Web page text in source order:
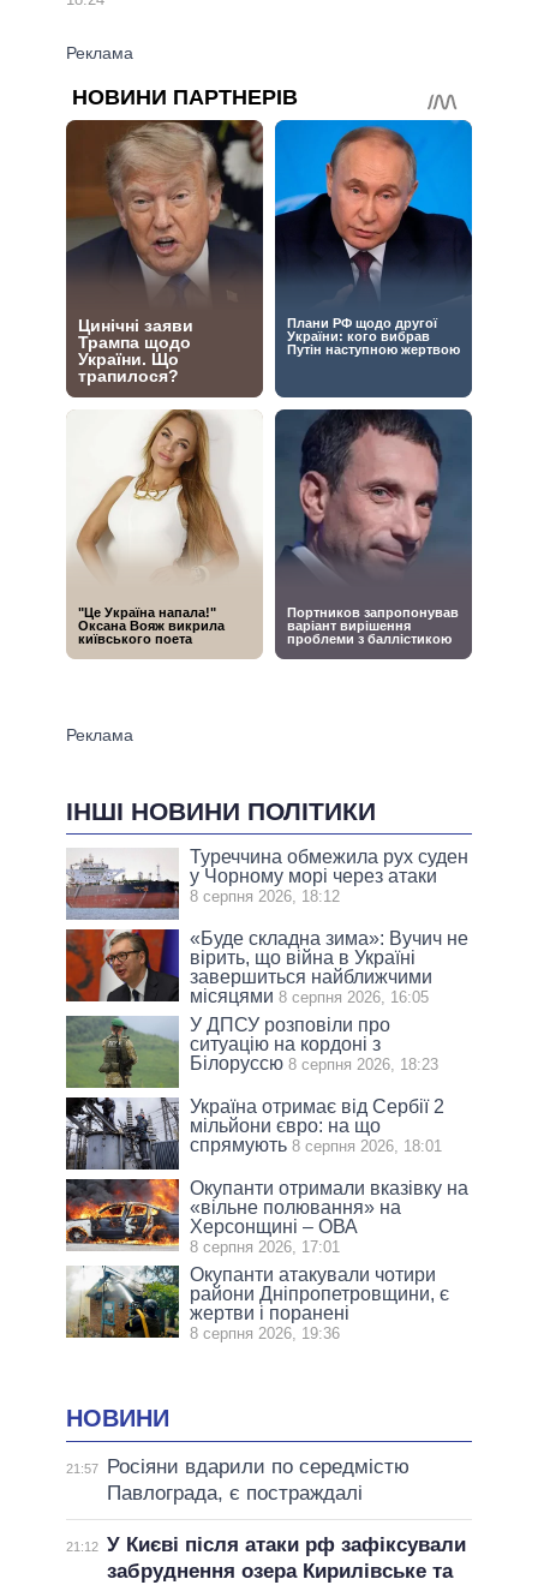
ІНШІ НОВИНИ ПОЛІТИКИ
Туреччина обмежила рух суден
у Чорному морі через атаки
8 серпня 2026, 18:12
«Буде складна зима»: Вучич не
вірить, що війна в Україні
завершиться найближчими
місяцями 8 серпня 2026, 16:05
У ДПСУ розповіли про
ситуацію на кордоні з
Білоруссю 8 серпня 2026, 18:23
Україна отримає від Сербії 2
мільйони євро: на що
спрямують 8 серпня 2026, 18:01
Окупанти отримали вказівку на
«вільне полювання» на
Херсонщині – ОВА
8 серпня 2026, 17:01
Окупанти атакували чотири
райони Дніпропетровщини, є
жертви і поранені
8 серпня 2026, 19:36
НОВИНИ
21:57
Росіяни вдарили по середмістю
Павлограда, є постраждалі
21:12 У Києві після атаки рф зафіксували
забруднення озера Кирилівське та